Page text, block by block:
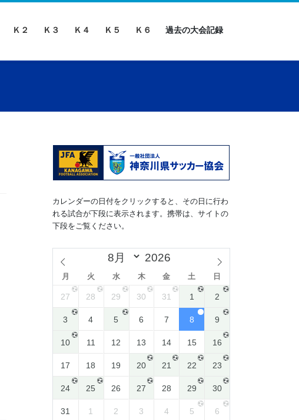
Ｋ２ Ｋ３ Ｋ４ Ｋ５ Ｋ６ 過去の大会記録
カレンダーの日付をクリックすると、その日に行わ
れる試合が下段に表示されます。携帯は、サイトの
下段をご覧ください。
月 火 水 木 金 土 日
27 28 29 30 31 1 2
3 4 5 6 7 8 9
10 11 12 13 14 15 16
17 18 19 20 21 22 23
24 25 26 27 28 29 30
31 1 2 3 4 5 6